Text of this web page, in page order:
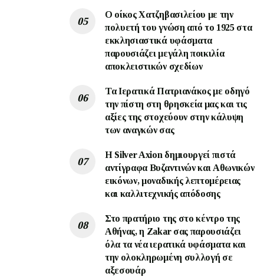
Ο οίκος Χατζηβασιλείου με την
πολυετή του γνώση από το 1925 στα
εκκλησιαστικά υφάσματα
παρουσιάζει μεγάλη ποικιλία
αποκλειστικών σχεδίων
Τα Ιερατικά Πατριανάκος με οδηγό
την πίστη στη θρησκεία μας και τις
αξίες της στοχεύουν στην κάλυψη
των αναγκών σας
Η Silver Axion δημιουργεί πιστά
αντίγραφα Βυζαντινών και Αθωνικών
εικόνων, μοναδικής λεπτομέρειας
και καλλιτεχνικής απόδοσης
Στο πρατήριο της στο κέντρο της
Αθήνας, η Zakar σας παρουσιάζει
όλα τα νέα ιερατικά υφάσματα και
την ολοκληρωμένη συλλογή σε
αξεσουάρ